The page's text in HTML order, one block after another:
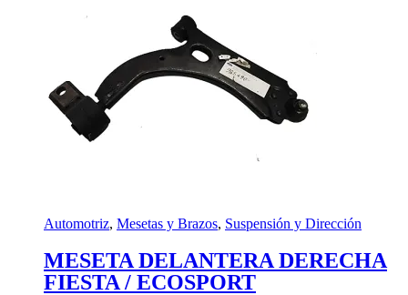
Automotriz, Mesetas y Brazos, Suspensión y Dirección
MESETA DELANTERA DERECHA
FIESTA / ECOSPORT